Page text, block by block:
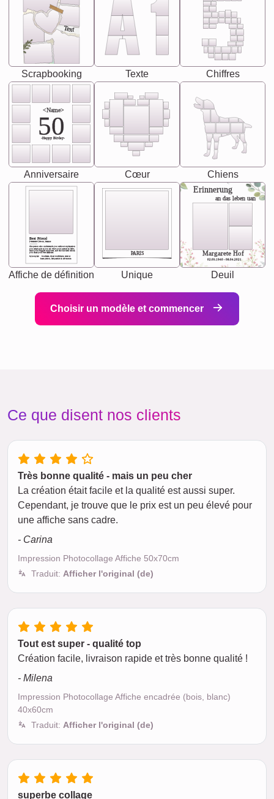
Text
Scrapbooking Texte Chiffres
<Name>
50
-Happy Birday-
Anniversaire Cœur Chiens
Best Friend
[<NAME>] Noun, feminie
Synonyms: Soulmate, closet confidante, sister at
heart person, life partner in adventure.
The person who understands you without explanation
you accepts just as you are. She's your partner in life's,
chaos your biggest supporter, and the one with whom
you share your best memories.
Affiche de définition
PARIS
Unique
Erinnerung
an das leben uan
Margarete Hof
02.05.1940 - 08.04.2021
Deuil
Choisir un modèle et commencer
Ce que disent nos clients
Très bonne qualité - mais un peu cher
La création était facile et la qualité est aussi super.
Cependant, je trouve que le prix est un peu élevé pour
une affiche sans cadre.
- Carina
Impression Photocollage Affiche 50x70cm
Traduit: Afficher l'original (de)
Tout est super - qualité top
Création facile, livraison rapide et très bonne qualité !
- Milena
Impression Photocollage Affiche encadrée (bois, blanc)
40x60cm
Traduit: Afficher l'original (de)
superbe collage